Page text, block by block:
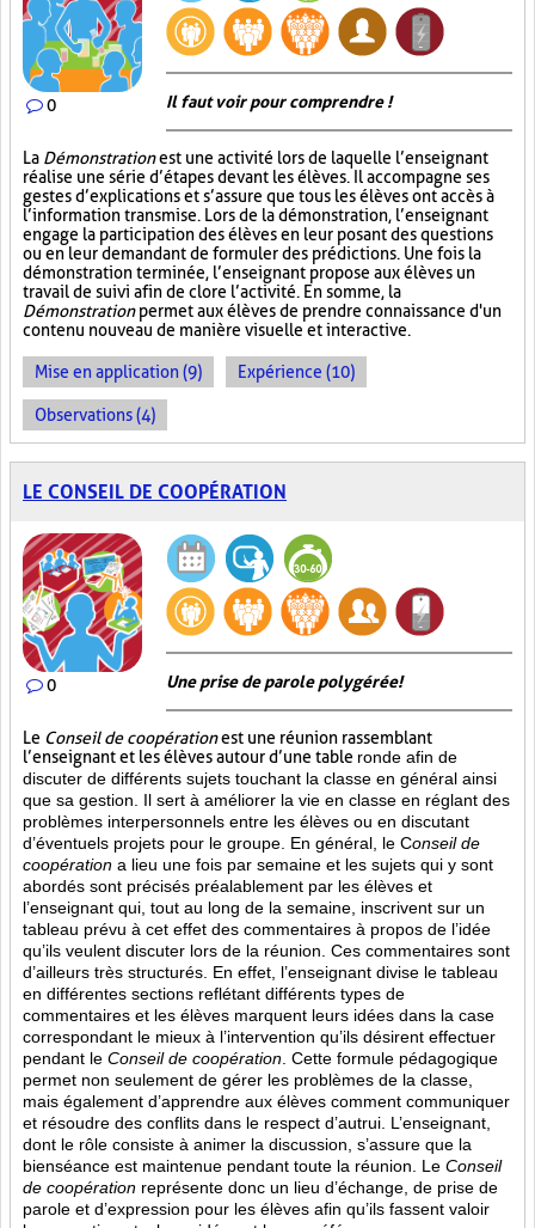
0 Il faut voir pour comprendre !
La Démonstrationest une activité lors de laquelle l’enseignant
réalise une série d’étapes devant les élèves. Il accompagne ses
gestes d’explications et s’assure que tous les élèves ont accès à
l’information transmise. Lors de la démonstration, l’enseignant
engage la participation des élèves en leur posant des questions
ou en leur demandant de formuler des prédictions. Une fois la
démonstration terminée, l’enseignant propose aux élèves un
travail de suivi afin de clore l’activité. En somme, la
Démonstrationpermet aux élèves de prendre connaissance d'un
contenu nouveau de manière visuelle et interactive.
Mise en application (9) Expérience (10)
Observations (4)
LE CONSEIL DE COOPÉRATION
0 Une prise de parole polygérée!
Le Conseil de coopérationest une réunion rassemblant
l’enseignant et les élèves autour d’une table ronde afin de
discuter de différents sujets touchant la classe en général ainsi
que sa gestion. Il sert à améliorer la vie en classe en réglant des
problèmes interpersonnels entre les élèves ou en discutant
d’éventuels projets pour le groupe. En général, le Conseil de
coopération a lieu une fois par semaine et les sujets qui y sont
abordés sont précisés préalablement par les élèves et
l’enseignant qui, tout au long de la semaine, inscrivent sur un
tableau prévu à cet effet des commentaires à propos de l’idée
qu’ils veulent discuter lors de la réunion. Ces commentaires sont
d’ailleurs très structurés. En effet, l’enseignant divise le tableau
en différentes sections reflétant différents types de
commentaires et les élèves marquent leurs idées dans la case
correspondant le mieux à l’intervention qu’ils désirent effectuer
pendant le Conseil de coopération . Cette formule pédagogique
permet non seulement de gérer les problèmes de la classe,
mais également d’apprendre aux élèves comment communiquer
et résoudre des conflits dans le respect d’autrui. L’enseignant,
dont le rôle consiste à animer la discussion, s’assure que la
bienséance est maintenue pendant toute la réunion. Le Conseil
de coopération représente donc un lieu d’échange, de prise de
parole et d’expression pour les élèves afin qu’ils fassent valoir